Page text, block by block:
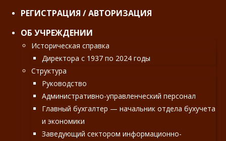
РЕГИСТРАЦИЯ / АВТОРИЗАЦИЯ
ОБ УЧРЕЖДЕНИИ
Историческая справка
Директора с 1937 по 2024 годы
Структура
Руководство
Административно-управленческий персонал
Главный бухгалтер — начальник отдела бухучета
и экономики
Заведующий сектором информационно-